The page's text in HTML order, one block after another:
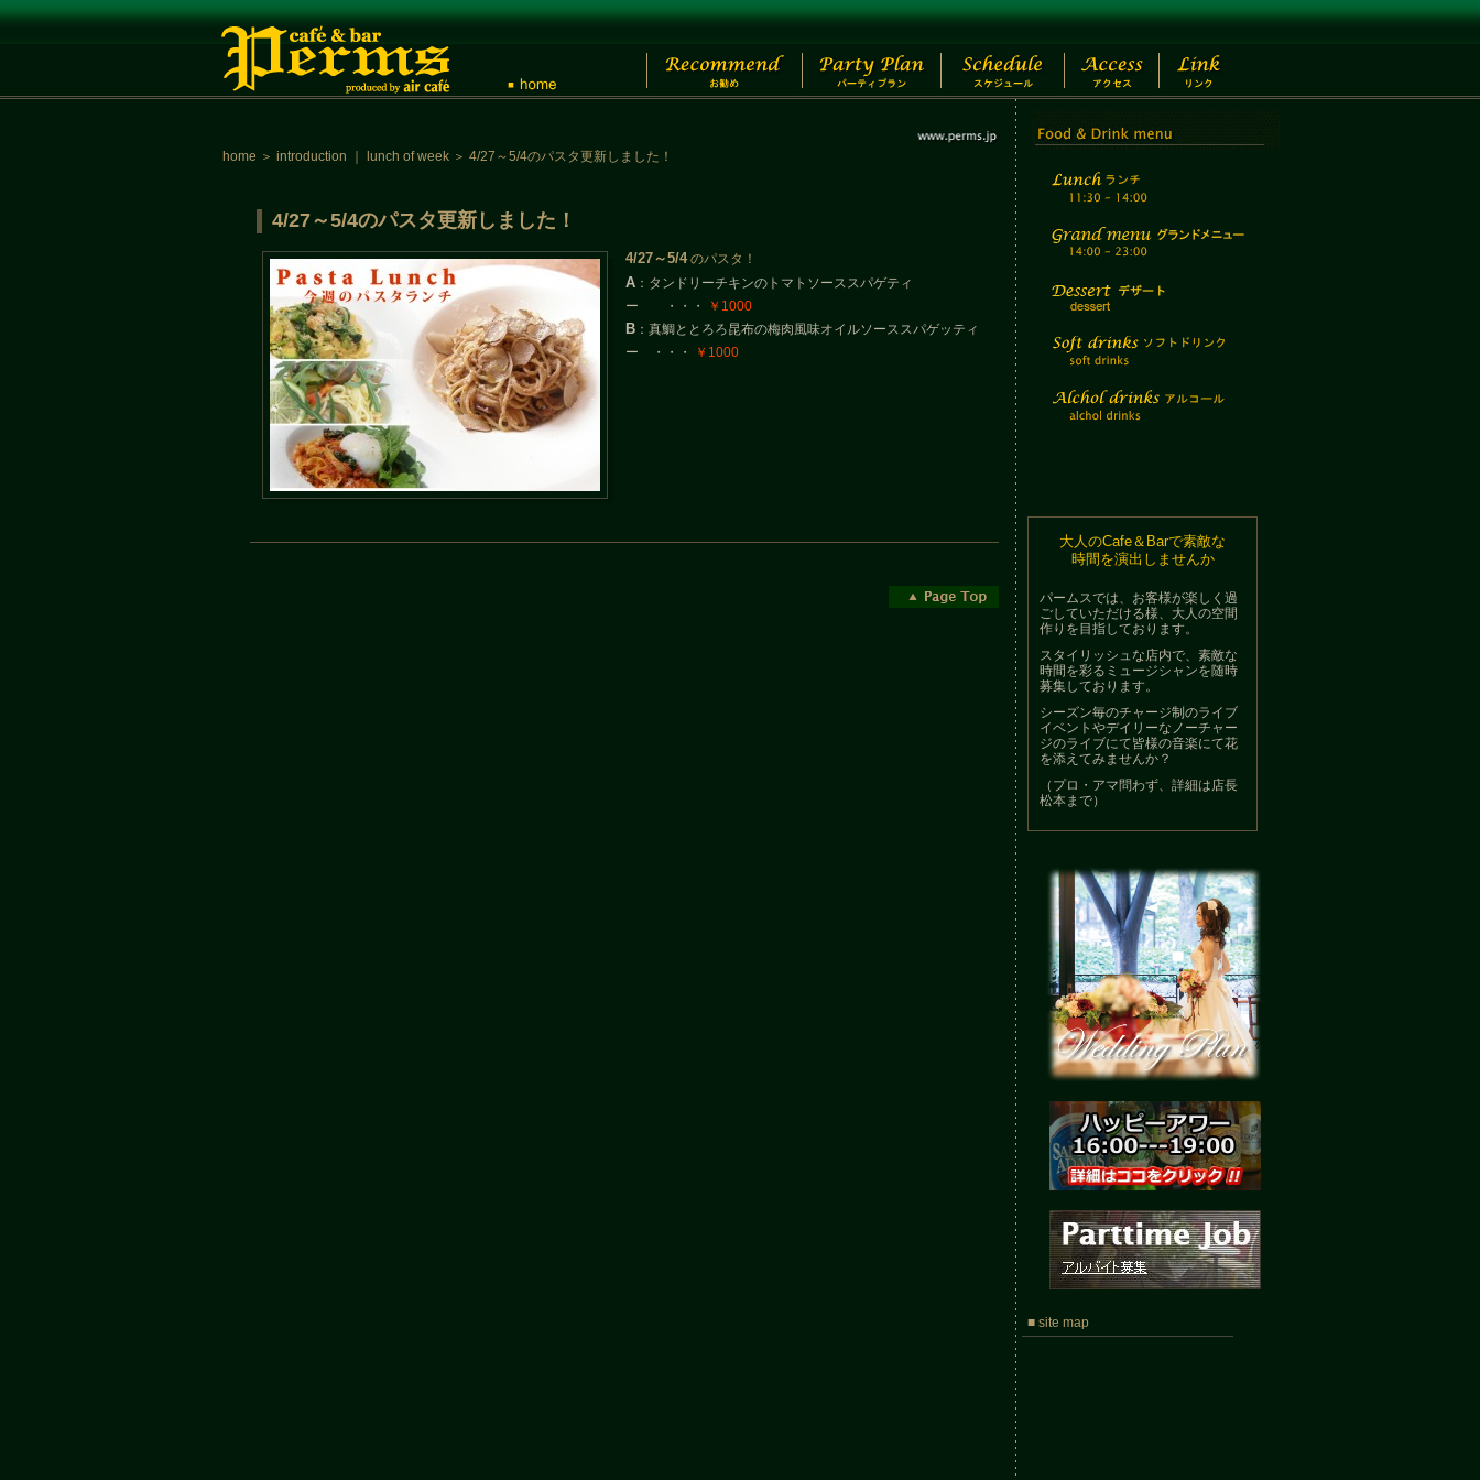
home ＞ introduction lunch of week ＞ 4/27～5/4のパスタ更新しました！
4/27～5/4のパスタ更新しました！
4/27～5/4のパスタ！
A ：タンドリーチキンのトマトソーススパゲティ
ー ・・・
￥1000
B ：真鯛ととろろ昆布の梅肉風味オイルソーススパゲッティ
ー ・・・
￥1000
大人のCafe＆Barで素敵な
時間を演出しませんか
パームスでは、お客様が楽しく過
ごしていただける様、大人の空間
作りを目指しております。
スタイリッシュな店内で、素敵な
時間を彩るミュージシャンを随時
募集しております。
シーズン毎のチャージ制のライブ
イベントやデイリーなノーチャー
ジのライブにて皆様の音楽にて花
を添えてみませんか？
（プロ・アマ問わず、詳細は店長
松本まで）
■ site map